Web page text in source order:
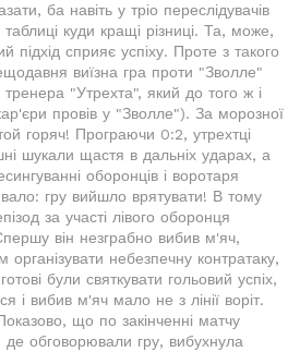
ба навіть у тріо переслідувачів
таблиці куди кращі різниці. Та, може,
підхід сприяє успіху. Проте з такого
виїзна гра проти "Зволле"
тренера "Утрехта", який до того ж і
провів у "Зволле"). За морозної
горяч! Програючи 0:2, утрехтці
шукали щастя в дальніх ударах, а
оборонців і воротаря
гру вийшло врятувати! В тому
за участі лівого оборонця
він незграбно вибив м'яч,
небезпечну контратаку,
були святкувати гольовий успіх,
і вибив м'яч мало не з лінії воріт.
що по закінченні матчу
де обговорювали гру, вибухнула